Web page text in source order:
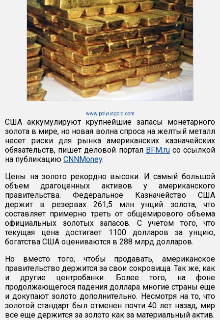
www.polyusgold.com
США аккумулируют крупнейшие запасы монетарного
золота в мире, но новая волна спроса на желтый металл
несет риски для рынка американских казначейских
обязательств, пишет деловой портал BFM.ruсо ссылкой
на публикацию CNNMoney.
Цены на золото рекордно высоки. И самый большой
объем драгоценных активов у американского
правительства. Федеральное Казначейство США
держит в резервах 261,5 млн унций золота, что
составляет примерно треть от общемирового объема
официальных золотых запасов. С учетом того, что
текущая цена достигает 1100 долларов за унцию,
богатства США оцениваются в 288 млрд долларов.
Но вместо того, чтобы продавать, американское
правительство держится за свои сокровища. Так же, как
и другие центробанки. Более того, на фоне
продолжающегося падения доллара многие страны еще
и докупают золото дополнительно. Несмотря на то, что
золотой стандарт был отменен почти 40 лет назад, мир
все еще держится за золото как за материальный актив.